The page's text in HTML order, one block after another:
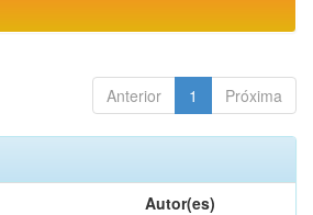
Anterior 1 Próxima
Autor(es)